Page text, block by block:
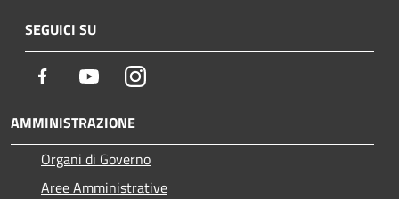
SEGUICI SU
Facebook YoutubeInstagram
AMMINISTRAZIONE
Organi di Governo
Aree Amministrative